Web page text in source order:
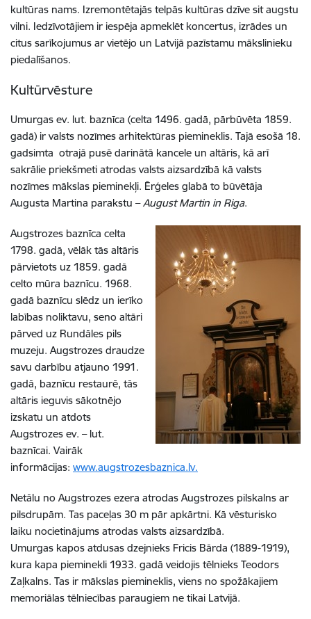
kultūras nams. Izremontētajās telpās kultūras dzīve sit augstu
vilni. Iedzīvotājiem ir iespēja apmeklēt koncertus, izrādes un
citus sarīkojumus ar vietējo un Latvijā pazīstamu mākslinieku
piedalīšanos.
Kultūrvēsture
Umurgas ev. lut. baznīca (celta 1496. gadā, pārbūvēta 1859.
gadā) ir valsts nozīmes arhitektūras piemineklis. Tajā esošā 18.
gadsimta otrajā pusē darinātā kancele un altāris, kā arī
sakrālie priekšmeti atrodas valsts aizsardzībā kā valsts
nozīmes mākslas pieminekļi. Ērģeles glabā to būvētāja
Augusta Martina parakstu –August Martin in Riga.
Augstrozes baznīca celta
1798. gadā, vēlāk tās altāris
pārvietots uz 1859. gadā
celto mūra baznīcu. 1968.
gadā baznīcu slēdz un ierīko
labības noliktavu, seno altāri
pārved uz Rundāles pils
muzeju. Augstrozes draudze
savu darbību atjauno 1991.
gadā, baznīcu restaurē, tās
altāris ieguvis sākotnējo
izskatu un atdots
Augstrozes ev. – lut.
baznīcai. Vairāk
informācijas: www.augstrozesbaznica.lv.
Netālu no Augstrozes ezera atrodas Augstrozes pilskalns ar
pilsdrupām. Tas paceļas 30 m pār apkārtni. Kā vēsturisko
laiku nocietinājums atrodas valsts aizsardzībā.
Umurgas kapos atdusas dzejnieks Fricis Bārda (1889-1919),
kura kapa pieminekli 1933. gadā veidojis tēlnieks Teodors
Zaļkalns. Tas ir mākslas piemineklis, viens no spožākajiem
memoriālas tēlniecības paraugiem ne tikai Latvijā.